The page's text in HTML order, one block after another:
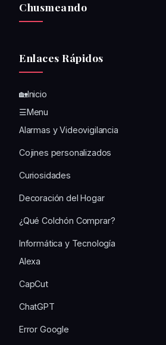
Chusmeando
Enlaces Rápidos
🏡Inicio
☰Menu
Alarmas y Videovigilancia
Cojines personalizados
Curiosidades
Decoración del Hogar
¿Qué Colchón Comprar?
Informática y Tecnología
Alexa
CapCut
ChatGPT
Error Google